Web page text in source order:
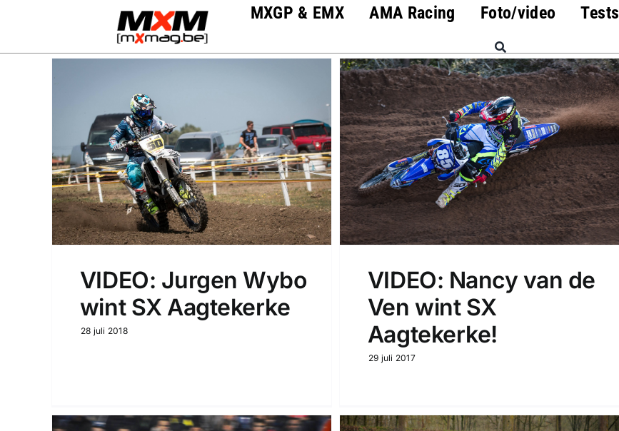
MXGP & EMX AMA Racing Foto/video Tests
VIDEO: Jurgen Wybo
wint SX Aagtekerke
28 juli 2018
VIDEO: Nancy van de
Ven wint SX
Aagtekerke!
29 juli 2017